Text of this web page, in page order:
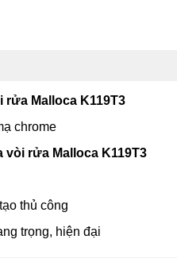
Malloca K119T3
chrome
vòi rửa Malloca K119T3
thủ công
trọng, hiện đại